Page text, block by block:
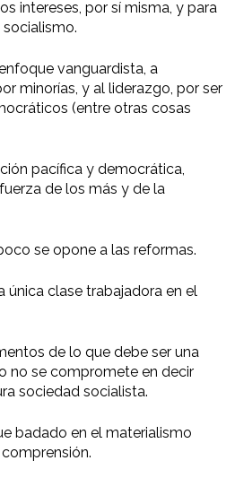
intereses, por sí misma, y para
vanguardista, a
minorías, y al liderazgo, por ser
(entre otras cosas
pacífica y democrática,
de los más y de la
se opone a las reformas.
única clase trabajadora en el
de lo que debe ser una
no se compromete en decir
sociedad socialista.
badado en el materialismo